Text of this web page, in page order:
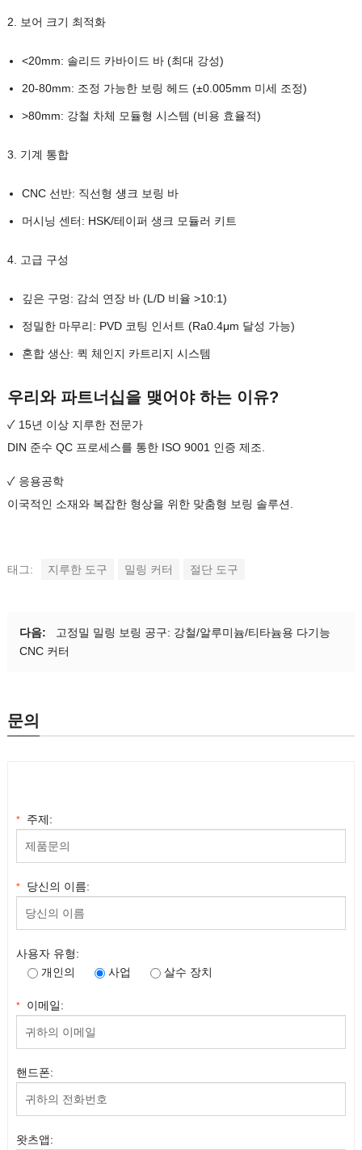
2. 보어 크기 최적화
<20mm: 솔리드 카바이드 바 (최대 강성)
20-80mm: 조정 가능한 보링 헤드 (±0.005mm 미세 조정)
>80mm: 강철 차체 모듈형 시스템 (비용 효율적)
3. 기계 통합
CNC 선반: 직선형 섕크 보링 바
머시닝 센터: HSK/테이퍼 생크 모듈러 키트
4. 고급 구성
깊은 구멍: 감쇠 연장 바 (L/D 비율 >10:1)
정밀한 마무리: PVD 코팅 인서트 (Ra0.4μm 달성 가능)
혼합 생산: 퀵 체인지 카트리지 시스템
우리와 파트너십을 맺어야 하는 이유?
✓ 15년 이상 지루한 전문가
DIN 준수 QC 프로세스를 통한 ISO 9001 인증 제조.
✓ 응용공학
이국적인 소재와 복잡한 형상을 위한 맞춤형 보링 솔루션.
태그: 지루한 도구 밀링 커터 절단 도구
다음:
고정밀 밀링 보링 공구: 강철/알루미늄/티타늄용 다기능
CNC 커터
문의
* 주제:
* 당신의 이름:
사용자 유형:
개인의
사업 살수 장치
* 이메일:
핸드폰:
왓츠앱: